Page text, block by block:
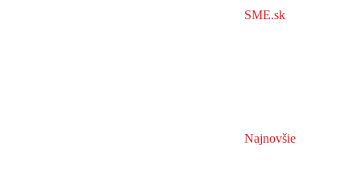
SME.sk
Najnovšie